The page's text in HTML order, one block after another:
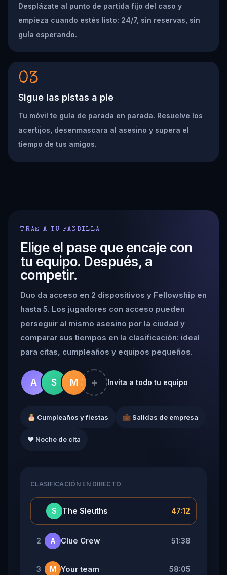
Desplázate al punto de partida fijo del caso y
empieza cuando estés listo: 24/7, sin reservas, sin
guía esperando.
03
Sigue las pistas a pie
Tu móvil te guía de parada en parada. Resuelve los
acertijos, desenmascara al asesino y supera el
tiempo de tus amigos.
TRAE A TU PANDILLA
Elige el pase que encaje con
tu equipo. Después, a
competir.
Duo da acceso en 2 dispositivos y Fellowship en
hasta 5. Los jugadores con acceso pueden
perseguir al mismo asesino por la ciudad y
comparar sus tiempos en la clasificación: ideal
para citas, cumpleaños y equipos pequeños.
A S M + Invita a todo tu equipo
🎂 Cumpleaños y fiestas 💼 Salidas de empresa
❤️ Noche de cita
CLASIFICACIÓN EN DIRECTO
S The Sleuths 47:12
2 A Clue Crew 51:38
3 M Your team 58:05